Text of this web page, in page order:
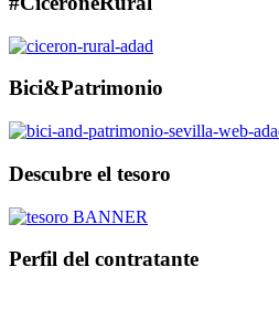
Bici&Patrimonio
Descubre el tesoro
Perfil del contratante